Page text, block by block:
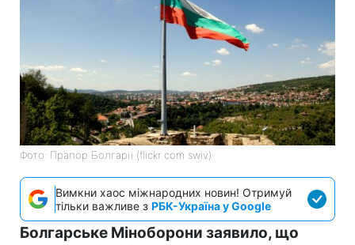
Фото: Прапор Болгарії (flickr com swiv)
Вимкни хаос міжнародних новин! Отримуй
тільки важливе з РБК-Україна у Google
Болгарське Міноборони заявило, що